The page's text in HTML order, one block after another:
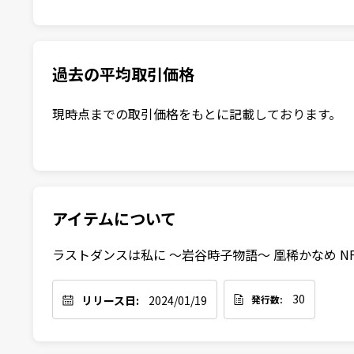
過去の平均取引価格
現時点までの取引価格をもとに記載しております。
アイテムについて
ラストダンスは私に 〜岩谷時子物語〜 凰稀かなめ
リリース日: 2024/01/19 発行数: 30